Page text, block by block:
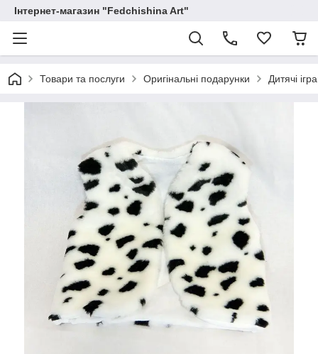
Інтернет-магазин "Fedchishina Art"
Товари та послуги Оригінальні подарунки Дитячі